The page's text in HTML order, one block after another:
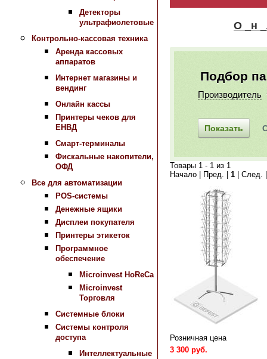
Детекторы
ультрафиолетовые
Контрольно-кассовая техника
Аренда кассовых
аппаратов
Интернет магазины и
вендинг
Онлайн кассы
Принтеры чеков для
ЕНВД
Смарт-терминалы
Фискальные накопители,
ОФД
Все для автоматизации
POS-системы
Денежные ящики
Дисплеи покупателя
Принтеры этикеток
Программное
обеспечение
Microinvest HoReCa
Microinvest
Торговля
Системные блоки
Системы контроля
доступа
Интеллектуальные
О _н _л
Подбор
Производитель
Товары 1 - 1 из 1
Начало | Пред. | 1 | След.
Розничная цена
3 300 руб.